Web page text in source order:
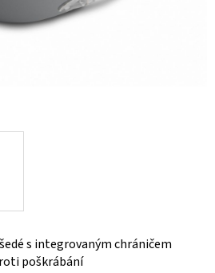
s integrovaným chráničem
poškrábání